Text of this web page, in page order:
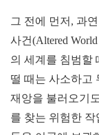
그 전에 먼저, 과
사건(Altered
의 세계를 침범할
떨 때는 사소하고
재앙을 불러오기
를 찾는 위험한